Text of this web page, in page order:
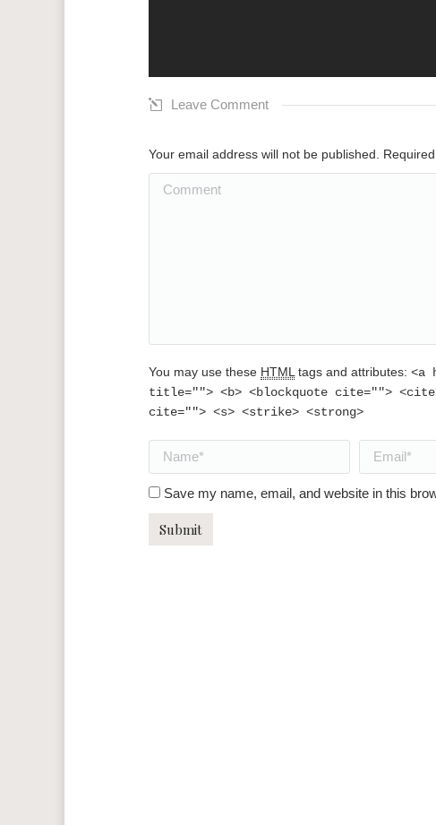
Leave Comment
Your email address will not be published.
Comment
You may use these HTML tags and attributes: <a
title=""> <b> <blockquote cite="">
cite=""> <s> <strike> <strong>
Name * Email *
Save my name, email, and website in this
Submit